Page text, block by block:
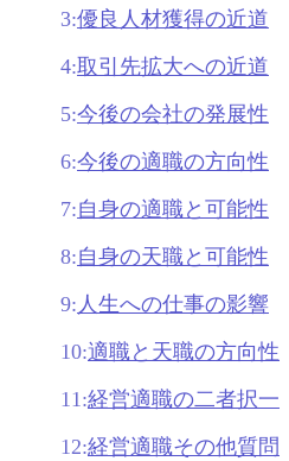
3:優良人材獲得の近道
4:取引先拡大への近道
5:今後の会社の発展性
6:今後の適職の方向性
7:自身の適職と可能性
8:自身の天職と可能性
9: 人生への仕事の影響
10:適職と天職の方向性
11:経営適職の二者択一
12:経営適職その他質問